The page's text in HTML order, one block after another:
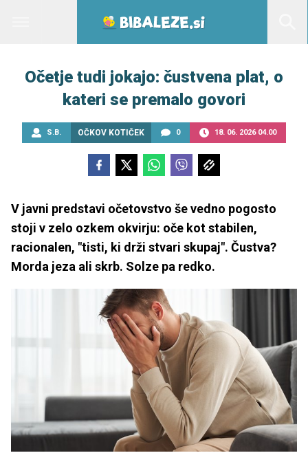
Očetje tudi jokajo: čustvena plat, o
kateri se premalo govori
S.B. OČKOV KOTIČEK 0 18. 06. 2026 04.00
V javni predstavi očetovstvo še vedno pogosto
stoji v zelo ozkem okvirju: oče kot stabilen,
racionalen, "tisti, ki drži stvari skupaj". Čustva?
Morda jeza ali skrb. Solze pa redko.